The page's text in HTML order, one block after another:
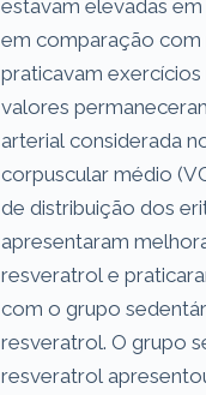
estavam elevadas
em comparação com
praticavam
valores
arterial considerada
corpuscular médio
de distribuição dos
apresentaram
resveratrol e
com o grupo
resveratrol. O grupo
resveratrol